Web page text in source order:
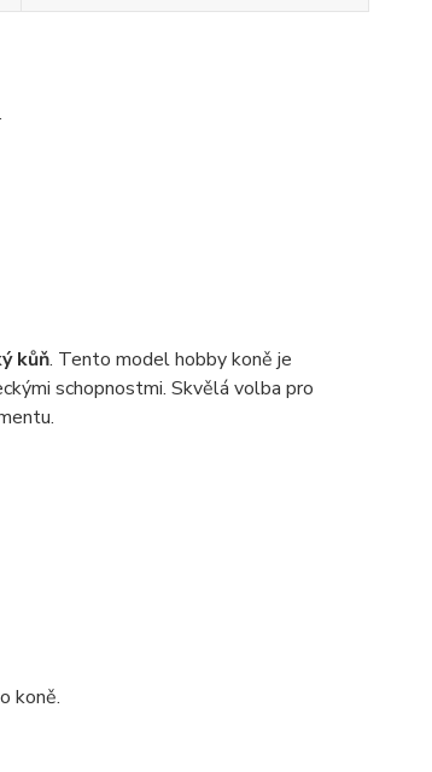
kůň. Tento model hobby koně je
schopnostmi. Skvělá volba pro
koně.